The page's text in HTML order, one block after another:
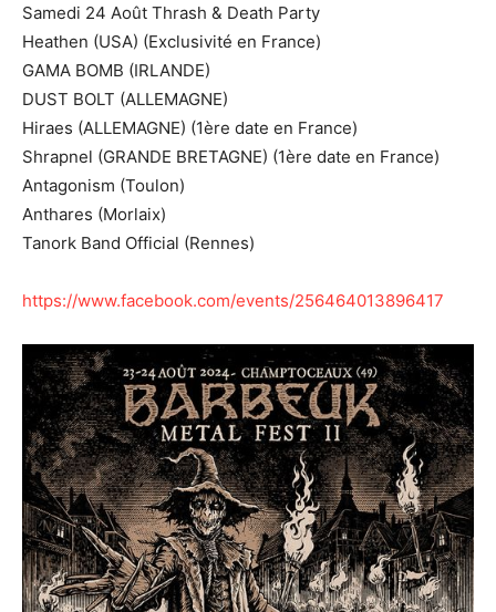
Samedi 24 Août Thrash & Death Party
Heathen (USA) (Exclusivité en France)
GAMA BOMB (IRLANDE)
DUST BOLT (ALLEMAGNE)
Hiraes (ALLEMAGNE) (1ère date en France)
Shrapnel (GRANDE BRETAGNE) (1ère date en France)
Antagonism (Toulon)
Anthares (Morlaix)
Tanork Band Official (Rennes)
https://www.facebook.com/events/256464013896417